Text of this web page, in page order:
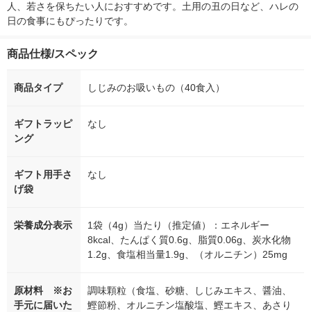
人、若さを保ちたい人におすすめです。土用の丑の日など、ハレの
日の食事にもぴったりです。
商品仕様/スペック
商品タイプ しじみのお吸いもの（40食入）
ギフトラッピ
ング
なし
ギフト用手さ
げ袋
なし
栄養成分表示
1袋（4g）当たり（推定値）：エネルギー
8kcal、たんぱく質0.6g、脂質0.06g、炭水化物
1.2g、食塩相当量1.9g、（オルニチン）25mg
原材料 ※お
手元に届いた
調味顆粒（食塩、砂糖、しじみエキス、醤油、
鰹節粉、オルニチン塩酸塩、鰹エキス、あさり